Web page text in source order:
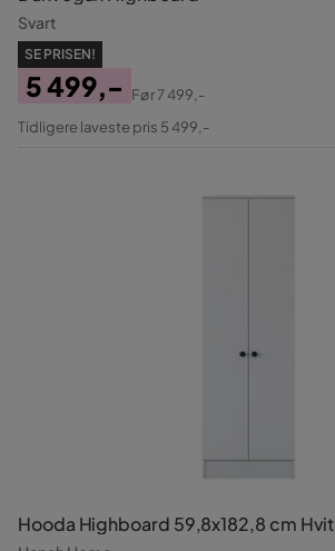
Svart
SE PRISEN!
Pris
5 499,-
Original
Før7 499,-
Tidligere laveste pris 5 499,-
Hooda Highboard 59,8x182,8 cm Hvit